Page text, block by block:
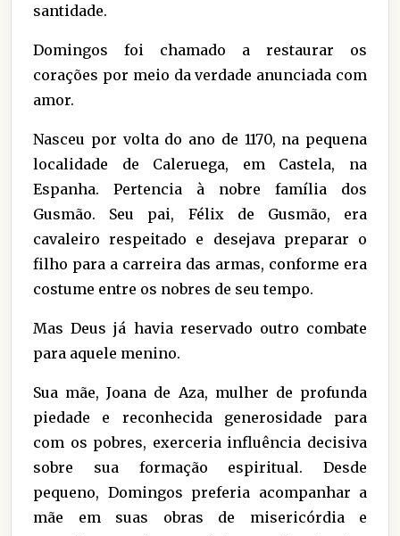
santidade.
Domingos foi chamado a restaurar os
corações por meio da verdade anunciada com
amor.
Nasceu por volta do ano de 1170, na pequena
localidade de Caleruega, em Castela, na
Espanha. Pertencia à nobre família dos
Gusmão. Seu pai, Félix de Gusmão, era
cavaleiro respeitado e desejava preparar o
filho para a carreira das armas, conforme era
costume entre os nobres de seu tempo.
Mas Deus já havia reservado outro combate
para aquele menino.
Sua mãe, Joana de Aza, mulher de profunda
piedade e reconhecida generosidade para
com os pobres, exerceria influência decisiva
sobre sua formação espiritual. Desde
pequeno, Domingos preferia acompanhar a
mãe em suas obras de misericórdia e